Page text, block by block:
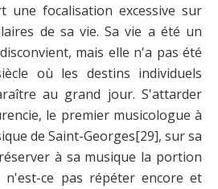
une focalisation excessive sur
de sa vie. Sa vie a été un
mais elle n'a pas été
où les destins individuels
au grand jour. S'attarder
le premier musicologue à
de Saint-Georges[29], sur sa
à sa musique la portion
n'est-ce pas répéter encore et